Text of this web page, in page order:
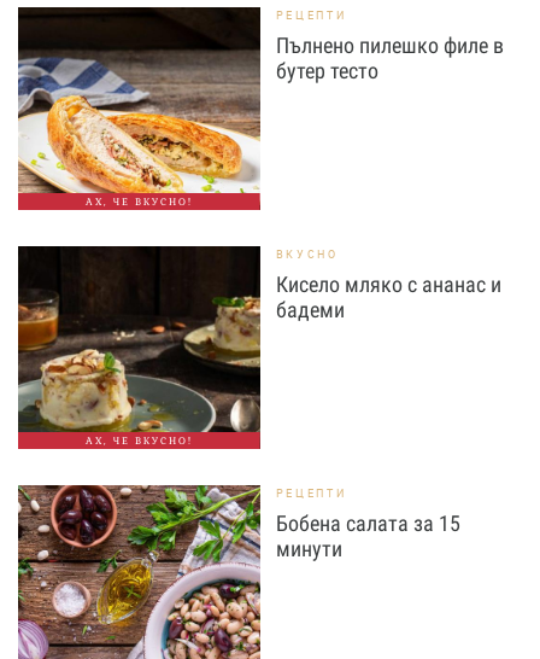
АХ, ЧЕ ВКУСНО!
РЕЦЕПТИ
Пълнено пилешко филе в
бутер тесто
АХ, ЧЕ ВКУСНО!
ВКУСНО
Кисело мляко с ананас и
бадеми
РЕЦЕПТИ
Бобена салата за 15
минути